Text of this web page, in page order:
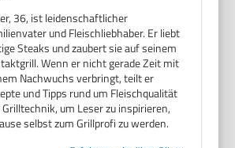
36, ist leidenschaftlicher
und Fleischliebhaber. Er liebt
Steaks und zaubert sie auf seinem
Wenn er nicht gerade Zeit mit
Nachwuchs verbringt, teilt er
und Tipps rund um Fleischqualität
Grilltechnik, um Leser zu inspirieren,
selbst zum Grillprofi zu werden.